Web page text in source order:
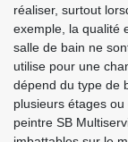
réaliser, surtout
exemple, la qualité
salle de bain ne
utilise pour une
dépend du type de
plusieurs étages ou
peintre SB